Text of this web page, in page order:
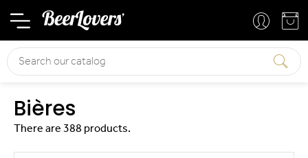
Bières
There are 388 products.